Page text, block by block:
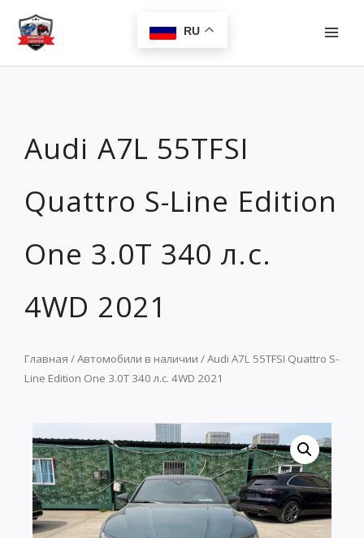
Перейти
содержимому
RU
Audi A7L 55TFSI
Quattro S-Line Edition
One 3.0T 340 л.с.
4WD 2021
Главная /Автомобили в наличии / Audi A7L 55TFSI Quattro S-
Line Edition One 3.0T 340 л.с. 4WD 2021